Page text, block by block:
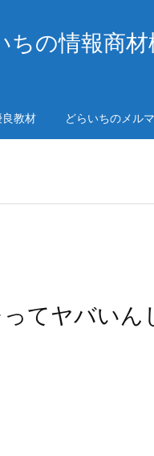
ちの情報商材
良教材 どらいちのメル
てヤバいん